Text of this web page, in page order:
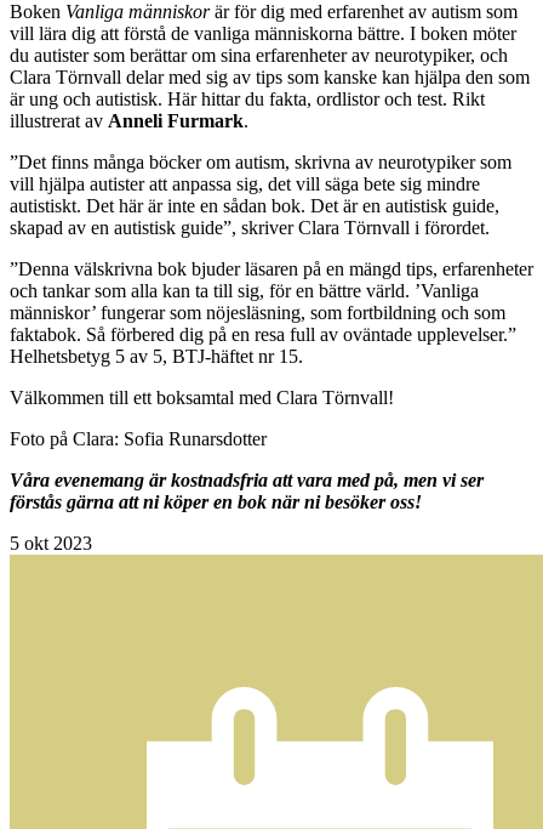
Boken Vanliga människorär för dig med erfarenhet av autism som
vill lära dig att förstå de vanliga människorna bättre. I boken möter
du autister som berättar om sina erfarenheter av neurotypiker, och
Clara Törnvall delar med sig av tips som kanske kan hjälpa den som
är ung och autistisk. Här hittar du fakta, ordlistor och test. Rikt
illustrerat av Anneli Furmark.
”Det finns många böcker om autism, skrivna av neurotypiker som
vill hjälpa autister att anpassa sig, det vill säga bete sig mindre
autistiskt. Det här är inte en sådan bok. Det är en autistisk guide,
skapad av en autistisk guide”, skriverClara Törnvall i förordet.
”Denna välskrivna bok bjuder läsaren på en mängd tips, erfarenheter
och tankar som alla kan ta till sig, för en bättre värld. ’Vanliga
människor’ fungerar som nöjesläsning, som fortbildning och som
faktabok. Så förbered dig på en resa full av oväntade upplevelser.”
Helhetsbetyg 5 av 5, BTJ-häftet nr 15.
Välkommen till ett boksamtal med Clara Törnvall!
Foto på Clara: Sofia Runarsdotter
Våra evenemang är kostnadsfria att vara med på, men vi ser
förstås gärna att ni köper en bok när ni besöker oss!
5 okt 2023